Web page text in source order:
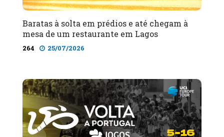
Baratas à solta em prédios e até chegam à
mesa de um restaurante em Lagos
264 25/07/2026